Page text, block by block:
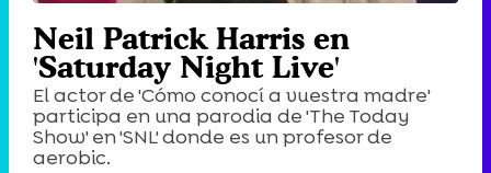
Neil Patrick Harris en
'Saturday Night Live'
El actor de 'Cómo conocí a vuestra madre'
participa en una parodia de 'The Today
Show' en 'SNL' donde es un profesor de
aerobic.